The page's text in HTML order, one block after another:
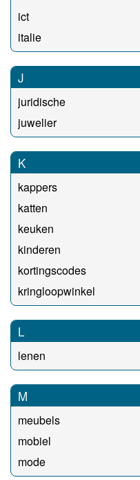
ict
italie
J
juridische
juwelier
K
kappers
katten
keuken
kinderen
kortingscodes
kringloopwinkel
L
lenen
M
meubels
mobiel
mode